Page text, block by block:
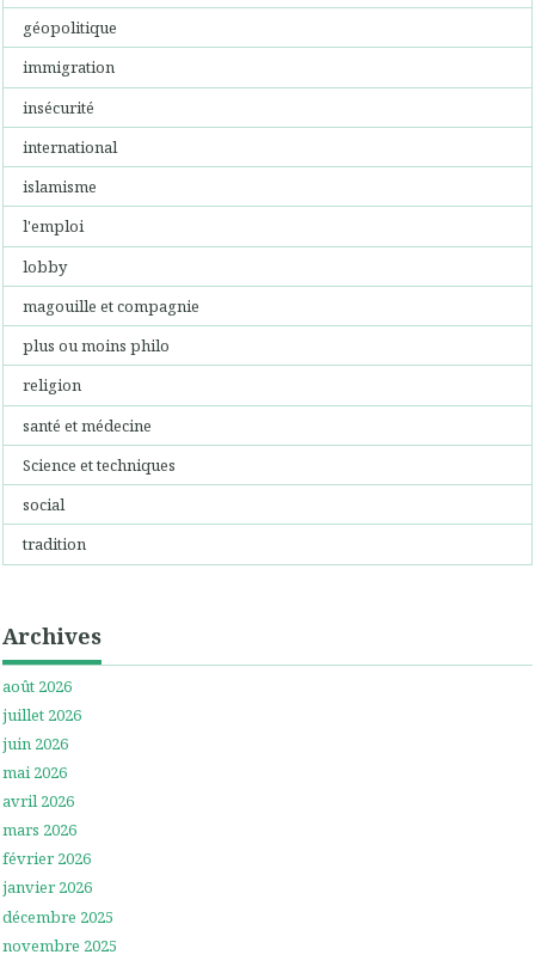
géopolitique
immigration
insécurité
international
islamisme
l'emploi
lobby
magouille et compagnie
plus ou moins philo
religion
santé et médecine
Science et techniques
social
tradition
Archives
août 2026
juillet 2026
juin 2026
mai 2026
avril 2026
mars 2026
février 2026
janvier 2026
décembre 2025
novembre 2025